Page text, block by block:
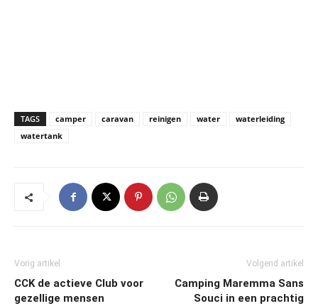
TAGS camper caravan reinigen water
waterleiding
watertank
Vorig artikel
CCK de actieve Club voor
gezellige mensen
Volgend artikel
Camping Maremma Sans
Souci in een prachtig